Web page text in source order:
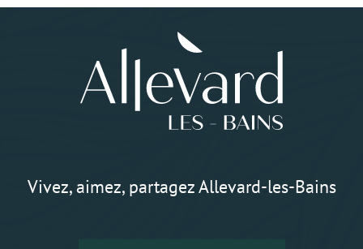
Vivez, aimez, partagez Allevard-les-Bains